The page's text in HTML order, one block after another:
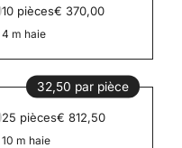
10 pièces€ 370,00
4 m haie
32,50 par pièce
25 pièces€ 812,50
10 m haie